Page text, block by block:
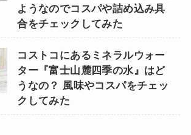
ようなのでコスパや詰め込み具
合をチェックしてみた
コストコにあるミネラルウォー
ター『富士山麓四季の水』はど
うなの？ 風味やコスパをチェッ
クしてみた